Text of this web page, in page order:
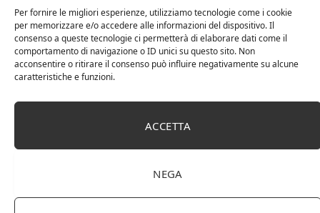
Per fornire le migliori esperienze, utilizziamo tecnologie come i cookie
per memorizzare e/o accedere alle informazioni del dispositivo. Il
consenso a queste tecnologie ci permetterà di elaborare dati come il
comportamento di navigazione o ID unici su questo sito. Non
acconsentire o ritirare il consenso può influire negativamente su alcune
caratteristiche e funzioni.
ACCETTA
NEGA
DOT Horeca Solutions 1000 Bicchieri PET
usa e getta bicchiere riciclabili per acqua bevande
birra cocktail drink